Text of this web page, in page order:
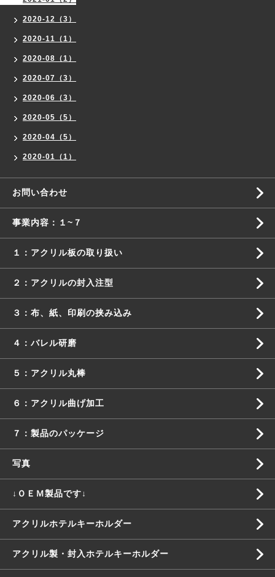
2020-12（3）
2020-11（1）
2020-08（1）
2020-07（3）
2020-06（3）
2020-05（5）
2020-04（5）
2020-01（1）
お問い合わせ
事業内容：１~７
１：アクリル板の取り扱い
２：アクリルの封入注型
３：布、紙、印刷の挟み込み
４：バレル研磨
５：アクリル丸棒
６：アクリル曲げ加工
７：製品のパッケージ
写真
↓ＯＥＭ製品です↓
アクリルホテルキーホルダー
アクリル製・封入ホテルキーホルダー